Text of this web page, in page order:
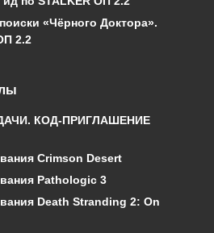
«Чёрного Доктора».
2.2
КОД-ПРИГЛАШЕНИЕ
Crimson Desert
Pathologic 3
Death Stranding 2: On